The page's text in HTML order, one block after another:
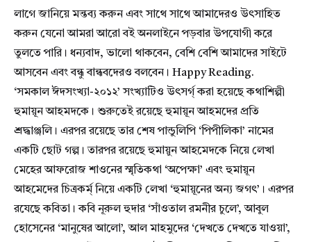
লাগে জানিয়ে মন্তব্য করুন এবং সাথে সাথে আমাদেরও উৎসাহিত
করুন যেনো আমরা আরো বই অনলাইনে পড়বার উপযোগী করে
তুলতে পারি। ধন্যবাদ, ভালো থাকবেন, বেশি বেশি আমাদের সাইটে
আসবেন এবং বন্ধু বান্ধবদেরও বলবেন। Happy Reading.
‘সমকাল ঈদসংখ্যা-২০১২’ সংখ্যাটিও উৎসর্গ্ করা হয়েছে কথাশিল্পী
হুমায়ূন আহমদকে। শুরুতেই রয়েছে হুমায়ূন আহমদের প্রতি
শ্রদ্ধাঞ্জলি। এরপর রয়েছে তার শেষ পান্ডুলিপি ‘পিপীলিকা’ নামের
একটি ছোট গল্প। তারপর রয়েছে হুমায়ুন আহমেদকে নিয়ে লেখা
মেহের আফরোজ শাওনের স্মৃতিকথা ‘অপেক্ষা’ এবং হুমায়ূন
আহমেদের চিত্রকর্ম্ নিয়ে একটি লেখা ‘হুমায়ূনের অন্য জগৎ’। এরপর
রযেছে কবিতা। কবি নূরুল হুদার ‘সাঁওতাল রমনীর চুলে’, আবুল
হোসেনের ‘মানুষের আলো’, আল মাহমুদের ‘দেখতে দেখতে যাওয়া’,